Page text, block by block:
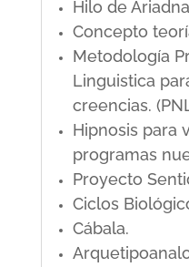
Hilo de
Concepto
Metodología
Linguistica
creencias.
Hipnosis para
programas
Proyecto
Ciclos
Cábala.